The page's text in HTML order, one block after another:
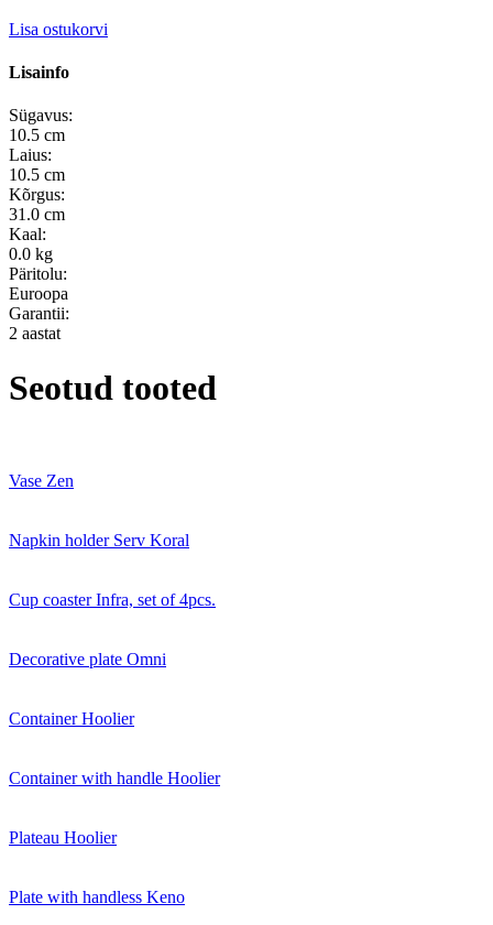
Lisa ostukorvi
Lisainfo
Sügavus:
10.5 cm
Laius:
10.5 cm
Kõrgus:
31.0 cm
Kaal:
0.0 kg
Päritolu:
Euroopa
Garantii:
2 aastat
Seotud tooted
Vase Zen
Napkin holder Serv Koral
Cup coaster Infra, set of 4pcs.
Decorative plate Omni
Container Hoolier
Container with handle Hoolier
Plateau Hoolier
Plate with handless Keno